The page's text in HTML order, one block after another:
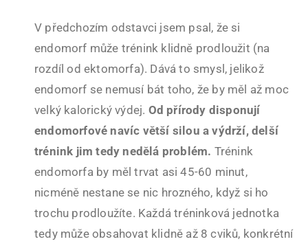
V předchozím odstavci jsem psal, že si
endomorf může trénink klidně prodloužit (na
rozdíl od ektomorfa). Dává to smysl, jelikož
endomorf se nemusí bát toho, že by měl až moc
velký kalorický výdej. Od přírody disponují
endomorfové navíc větší silou a výdrží, delší
trénink jim tedy nedělá problém. Trénink
endomorfa by měl trvat asi 45-60 minut,
nicméně nestane se nic hrozného, když si ho
trochu prodloužíte. Každá tréninková jednotka
tedy může obsahovat klidně až 8 cviků, konkrétní